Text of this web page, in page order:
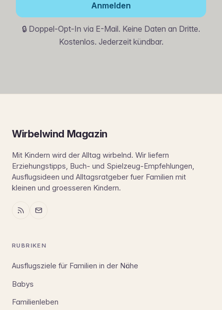
Anmelden
🔒 Doppel-Opt-In via E-Mail. Keine Daten an Dritte.
Kostenlos. Jederzeit kündbar.
Wirbelwind Magazin
Mit Kindern wird der Alltag wirbelnd. Wir liefern
Erziehungstipps, Buch- und Spielzeug-Empfehlungen,
Ausflugsideen und Alltagsratgeber fuer Familien mit
kleinen und groesseren Kindern.
RUBRIKEN
Ausflugsziele für Familien in der Nähe
Babys
Familienleben